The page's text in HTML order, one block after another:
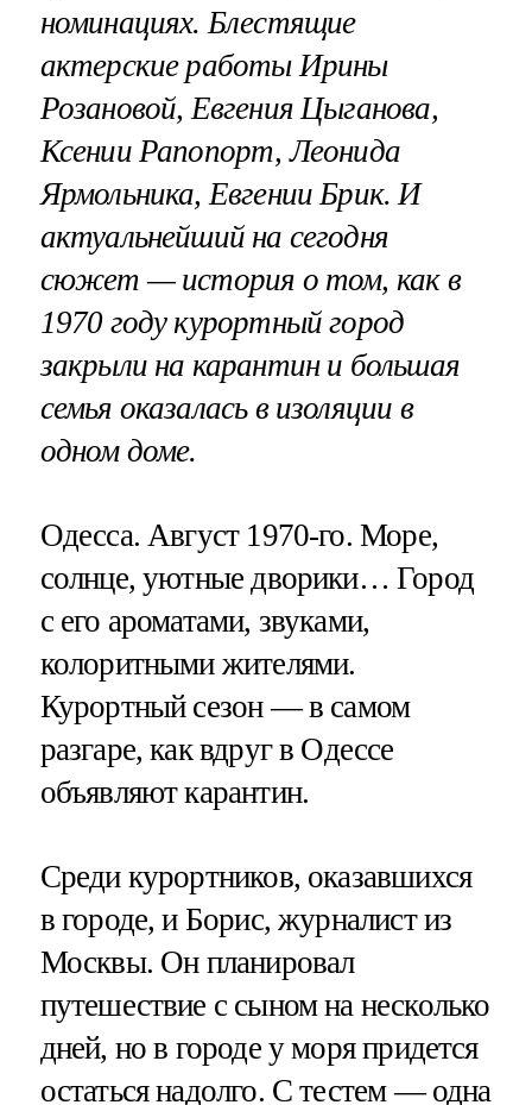
номинациях. Блестящие
актерские работы Ирины
Розановой, Евгения Цыганова,
Ксении Рапопорт, Леонида
Ярмольника, Евгении Брик. И
актуальнейший на сегодня
сюжет — история о том, как в
1970 году курортный город
закрыли на карантин и большая
семья оказалась в изоляции в
одном доме.
Одесса. Август 1970-го. Море,
солнце, уютные дворики… Город
с его ароматами, звуками,
колоритными жителями.
Курортный сезон — в самом
разгаре, как вдруг в Одессе
объявляют карантин.
Среди курортников, оказавшихся
в городе, и Борис, журналист из
Москвы. Он планировал
путешествие с сыном на несколько
дней, но в городе у моря придется
остаться надолго. С тестем — одна